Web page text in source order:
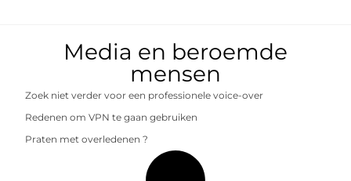
Media en beroemde
mensen
Zoek niet verder voor een professionele voice-over
Redenen om VPN te gaan gebruiken
Praten met overledenen ?